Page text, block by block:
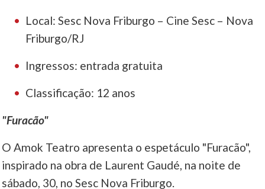
Local: Sesc Nova Friburgo – Cine Sesc – Nova
Friburgo/RJ
Ingressos: entrada gratuita
Classificação: 12 anos
"Furacão"
O Amok Teatro apresenta o espetáculo "Furacão",
inspirado na obra de Laurent Gaudé, na noite de
sábado, 30, no Sesc Nova Friburgo.